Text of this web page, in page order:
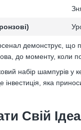
демонструє, що
до моменту, коли
набір шампурів у
яка
Свій